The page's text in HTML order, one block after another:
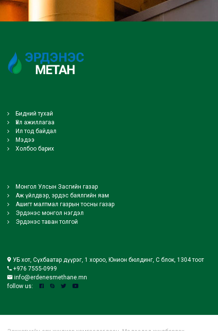
Бидний тухай
Үйл ажиллагаа
Ил тод байдал
Мэдээ
Холбоо барих
Монгол Улсын Засгийн газар
Аж үйлдвэр, эрдэс баялгийн яам
Ашигт малтмал газрын тосны газар
Эрдэнэс монгол нэгдэл
Эрдэнэс таван толгой
УБ хот, Сүхбаатар дүүрэг, 1 хороо, Юнион бюлдинг, С блок, 1304 тоот
+976 7555-0999
info@erdenesmethane.mn
follow us: